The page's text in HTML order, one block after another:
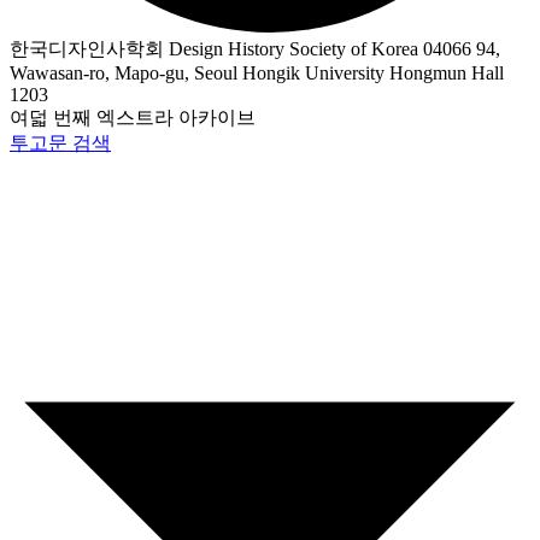
한국디자인사학회 Design History Society of Korea 04066 94,
Wawasan-ro, Mapo-gu, Seoul Hongik University Hongmun Hall
1203
여덟 번째 엑스트라 아카이브
투고문 검색